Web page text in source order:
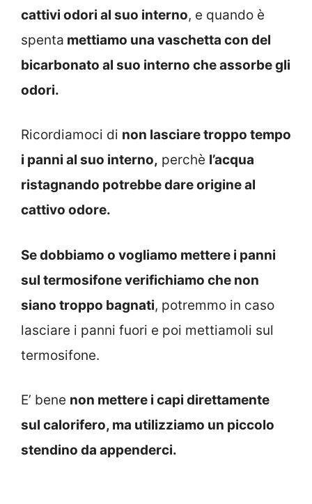
cattivi odori al suo interno, e quando è
spenta mettiamo una vaschetta con del
bicarbonato al suo interno che assorbe gli
odori.
Ricordiamoci di non lasciare troppo tempo
i panni al suo interno, perchè l’acqua
ristagnando potrebbe dare origine al
cattivo odore.
Se dobbiamo o vogliamo mettere i panni
sul termosifone verifichiamo che non
siano troppo bagnati, potremmo in caso
lasciare i panni fuori e poi mettiamoli sul
termosifone.
E’ bene non mettere i capi direttamente
sul calorifero, ma utilizziamo un piccolo
stendino da appenderci.